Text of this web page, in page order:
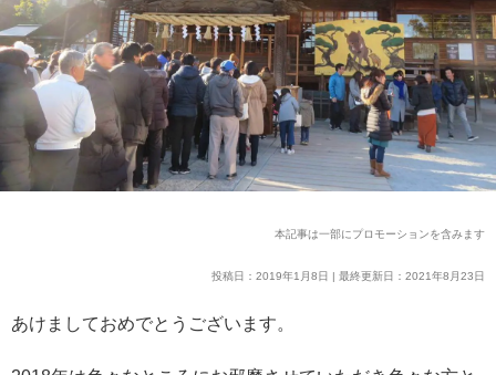
本記事は一部にプロモーションを含みます
投稿日：2019年1月8日 | 最終更新日：2021年8月23日
あけましておめでとうございます。